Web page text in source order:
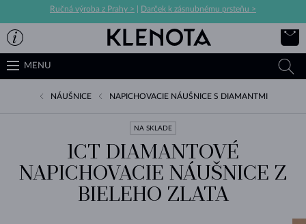
Ručná výroba z Prahy > Darček k zásnubnému prsteňu >
MENU
NÁUŠNICE NAPICHOVACIE NÁUŠNICE S DIAMANTMI
NA SKLADE
1CT DIAMANTOVÉ
NAPICHOVACIE NÁUŠNICE Z
BIELEHO ZLATA